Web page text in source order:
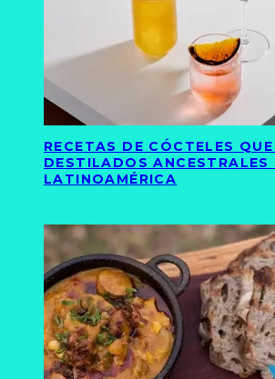
RECETAS DE CÓCTELES
DESTILADOS ANCESTRALES
LATINOAMÉRICA